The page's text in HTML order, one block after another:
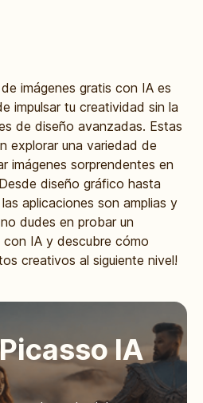
imágenes gratis con IA es
impulsar tu creatividad sin la
de diseño avanzadas. Estas
explorar una variedad de
imágenes sorprendentes en
diseño gráfico hasta
aplicaciones son amplias y
dudes en probar un
IA y descubre cómo
creativos al siguiente nivel!
IA